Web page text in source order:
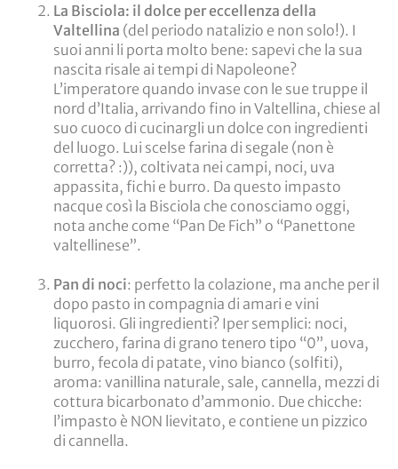
La Bisciola: il dolce per eccellenza della
Valtellina (del periodo natalizio e non solo!). I
suoi anni li porta molto bene: sapevi che la sua
nascita risale ai tempi di Napoleone?
L’imperatore quando invase con le sue truppe il
nord d’Italia, arrivando fino in Valtellina, chiese al
suo cuoco di cucinargli un dolce con ingredienti
del luogo. Lui scelse farina di segale (non è
corretta? :)), coltivata nei campi, noci, uva
appassita, fichi e burro. Da questo impasto
nacque così la Bisciola che conosciamo oggi,
nota anche come “Pan De Fich” o “Panettone
valtellinese”.
Pan di noci: perfetto la colazione, ma anche per il
dopo pasto in compagnia di amari e vini
liquorosi. Gli ingredienti? Iper semplici: noci,
zucchero, farina di grano tenero tipo “0”, uova,
burro, fecola di patate, vino bianco (solfiti),
aroma: vanillina naturale, sale, cannella, mezzi di
cottura bicarbonato d’ammonio. Due chicche:
l’impasto è NON lievitato, e contiene un pizzico
di cannella.